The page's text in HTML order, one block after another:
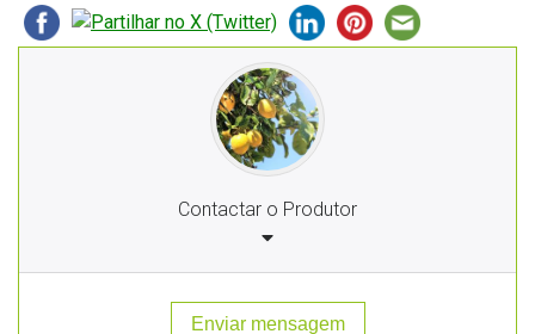
Contactar o Produtor
Enviar mensagem